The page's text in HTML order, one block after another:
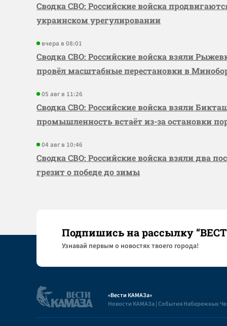
Сводка СВО: Российские войска
украинском урегулировании
вчера в 08:01
Сводка СВО: Российские войска взяли
провёл масштабные перестановки в
05 авг в 11:26
Сводка СВО: Российские войска взяли
промышленность встаёт из-за остановки
04 авг в 10:46
Сводка СВО: Российские войска взяли два
грезит о победе до зимы
Подпишись на рассылку
Узнaвай первым о новостях твоего города!
«Вести КАМАЗа»
Новости КАМАЗа | События Набережных